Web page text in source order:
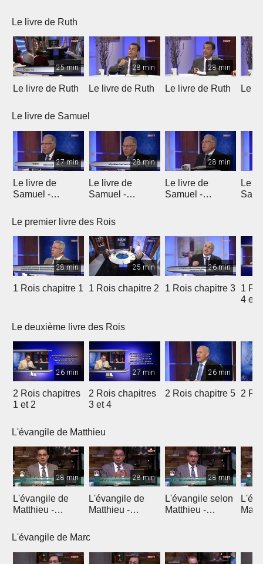
Le livre de Ruth
25 min
Le livre de Ruth
28 min
Le livre de Ruth
28 min
Le livre de Ruth Le
Le livre de Samuel
27 min
Le livre de
Samuel -
28 min
Le livre de
Samuel -
28 min
Le livre de
Samuel -
Le
Le premier livre des Rois
28 min
1 Rois chapitre 1
25 min
1 Rois chapitre 2
26 min
1 Rois chapitre 3
1
4 et 5
Le deuxième livre des Rois
26 min
2 Rois chapitres
1 et 2
27 min
2 Rois chapitres
3 et 4
26 min
2 Rois chapitre 5 2
L'évangile de Matthieu
28 min
L'évangile de
Matthieu -
28 min
L'évangile de
Matthieu -
28 min
L'évangile selon
Matthieu -
L'évangile de Marc